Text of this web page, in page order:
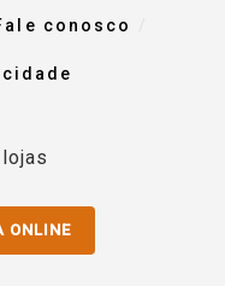
conosco
ONLINE